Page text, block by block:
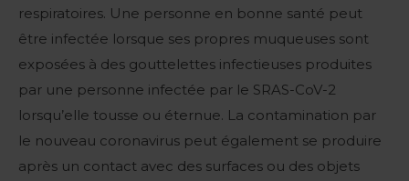
respiratoires. Une personne en bonne santé peut
être infectée lorsque ses propres muqueuses sont
exposées à des gouttelettes infectieuses produites
par une personne infectée par le SRAS-CoV-2
lorsqu’elle tousse ou éternue. La contamination par
le nouveau coronavirus peut également se produire
après un contact avec des surfaces ou des objets